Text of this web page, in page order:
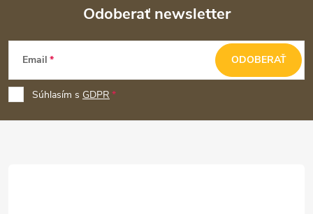
Z
p
ä
Odoberať newsletter
Email
Súhlasím s GDPR
ODOBERAŤ